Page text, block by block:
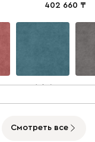
402 660
Минт (Mint)
551 820
Смотреть все